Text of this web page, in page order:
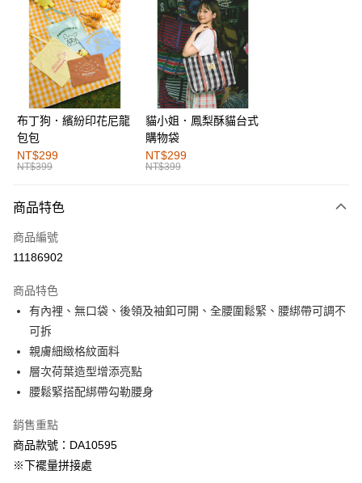
超商取貨付款
LINE Pay
街口支付
運送方式
全家取貨付款
每筆NT$60，滿NT$1,000(含以上)免運費
付款後全家取貨
萊爾富取貨付款
付款後萊爾富取貨
每筆NT$60，滿NT$1,000(含以上)免運費
7-11取貨付款
每筆NT$60，滿NT$1,000(含以上)免運費
每筆NT$60，滿NT$1,000(含以上)免運費
宅配
布丁狗．繽紛印花尼龍
包包
NT$299
NT$399
貓小姐．鳳梨酥貓台式
購物袋
NT$299
NT$399
商品特色
商品編號
11186902
商品特色
有內裡、無口袋、後領及袖釦可開、全腰圍鬆緊、腰綁帶可調不
可拆
親膚細緻格紋面料
層次荷葉造型增添亮點
腰鬆緊搭配綁帶勾勒腰身
銷售重點
商品款號：DA10595
※下襬量拼接處